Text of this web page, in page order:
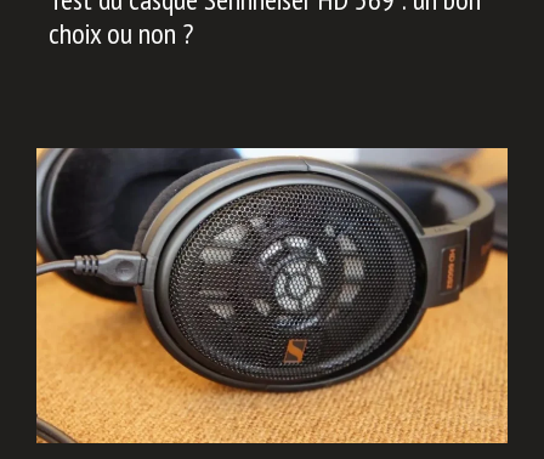
choix ou non ?